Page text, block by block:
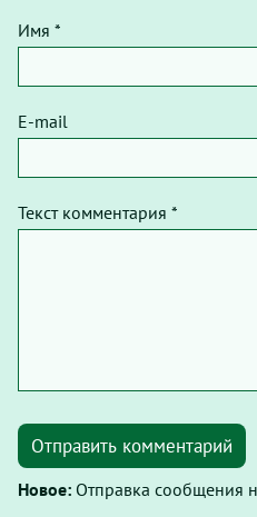
Имя *
E-mail
Текст комментария *
Отправить комментарий
Новое: Отправка сообщения